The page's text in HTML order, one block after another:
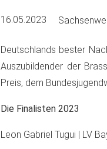
16.05.2023
Deutschlands bester
Auszubildender der
Preis, dem
Die Finalisten 2023
Leon Gabriel Tugui | LV